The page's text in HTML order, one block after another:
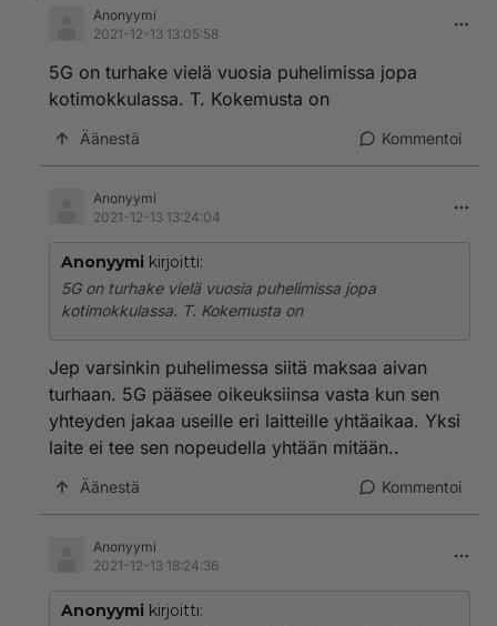
Anonyymi
2021-12-13 13:05:58
5G on turhake vielä vuosia puhelimissa jopa
kotimokkulassa. T. Kokemusta on
Äänestä Kommentoi
Anonyymi
2021-12-13 13:24:04
Anonyymi kirjoitti:
5G on turhake vielä vuosia puhelimissa jopa
kotimokkulassa. T. Kokemusta on
Jep varsinkin puhelimessa siitä maksaa aivan
turhaan. 5G pääsee oikeuksiinsa vasta kun sen
yhteyden jakaa useille eri laitteille yhtäaikaa. Yksi
laite ei tee sen nopeudella yhtään mitään..
Äänestä Kommentoi
Anonyymi
2021-12-13 18:24:36
Anonyymi kirjoitti: